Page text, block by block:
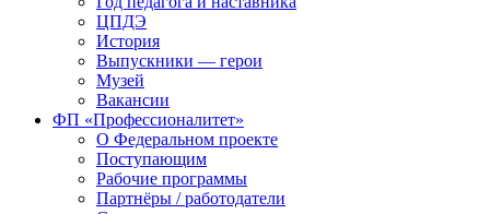
ЦПДЭ
История
Выпускники — герои
Музей
Вакансии
ФП «Профессионалитет»
О Федеральном проекте
Поступающим
Рабочие программы
Партнёры / работодатели